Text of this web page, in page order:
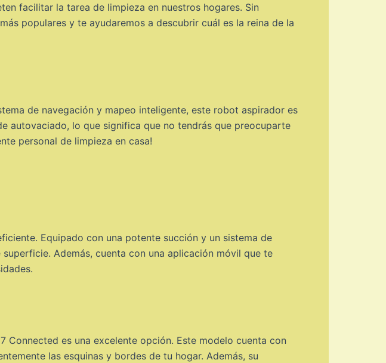
facilitar la tarea de limpieza en nuestros hogares. Sin
populares y te ayudaremos a descubrir cuál es la reina de la
de navegación y mapeo inteligente, este robot aspirador es
autovaciado, lo que significa que no tendrás que preocuparte
personal de limpieza en casa!
Equipado con una potente succión y un sistema de
Además, cuenta con una aplicación móvil que te
es una excelente opción. Este modelo cuenta con
las esquinas y bordes de tu hogar. Además, su